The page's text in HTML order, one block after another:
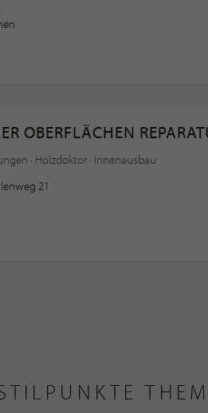
OBERFLÄCHEN
· Holzdoktor · Innenausbau
21